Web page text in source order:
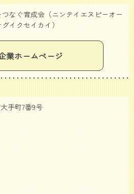
なぐ育成会（ニンテイエヌピーオー
イクセイカイ）
業ホームページ
手町7番9号